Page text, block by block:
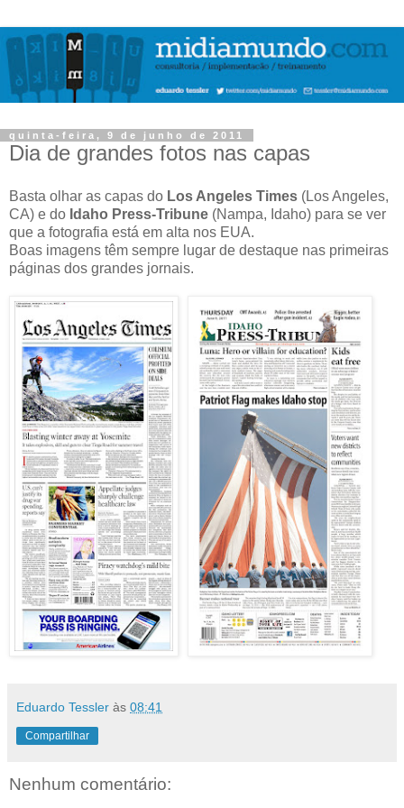
quinta-feira, 9 de junho de 2011
Dia de grandes fotos nas capas
Basta olhar as capas do Los Angeles Times (Los Angeles,
CA) e do Idaho Press-Tribune (Nampa, Idaho) para se ver
que a fotografia está em alta nos EUA.
Boas imagens têm sempre lugar de destaque nas primeiras
páginas dos grandes jornais.
Eduardo Tessler às 08:41
Compartilhar
Nenhum comentário: